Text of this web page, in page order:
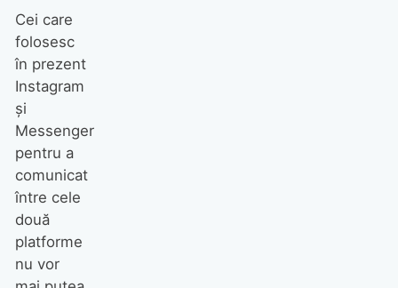
Cei care
folosesc
în prezent
Instagram
și
Messenger
pentru a
comunicat
între cele
două
platforme
nu vor